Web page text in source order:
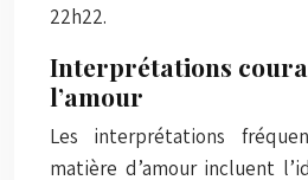
22h22.
Interprétations
l’amour
Les interprétations
matière d’amour incluent